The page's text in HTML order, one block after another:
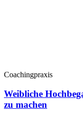
Coachingpraxis
Weibliche
zu machen